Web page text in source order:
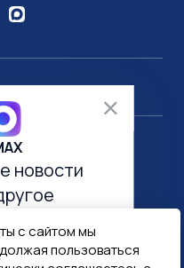
с сайтом мы
пользоваться
новости